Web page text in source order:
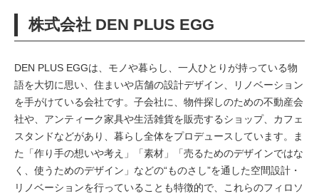
株式会社 DEN PLUS EGG
DEN PLUS EGGは、モノや暮らし、一人ひとりが持っている物
語を大切に思い、住まいや店舗の設計デザイン、リノベーション
を手がけている会社です。子会社に、物件探しのための不動産会
社や、アンティーク家具や生活雑貨を販売するショップ、カフェ
スタンドなどがあり、暮らし全体をプロデュースしています。ま
た「作り手の想いや考え」「素材」「売るためのデザインではな
く、使うためのデザイン」などの“ものさし”を通した空間設計・
リノベーションを行っていることも特徴的で、これらのフィロソ